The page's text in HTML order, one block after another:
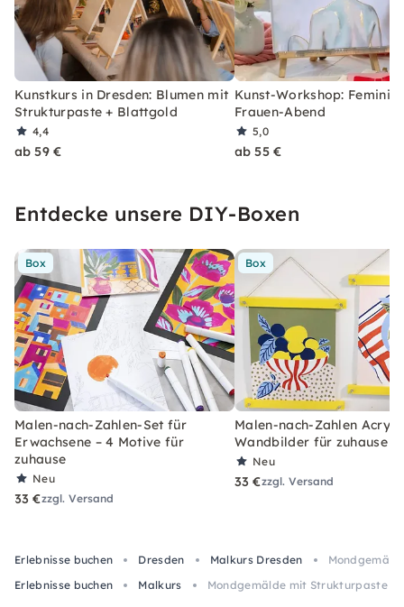
Kunstkurs in Dresden: Blumen mit
Strukturpaste + Blattgold
4,4
ab 59 €
Kunst-Workshop: Feminin
Frauen-Abend
5,0
ab 55 €
Entdecke unsere DIY-Boxen
Box
Malen-nach-Zahlen-Set für
Erwachsene – 4 Motive für
zuhause
Neu
33 €zzgl. Versand
Box
Malen-nach-Zahlen Acryl-
Wandbilder für zuhause
Neu
33 €zzgl. Versand
Erlebnisse buchen Dresden Malkurs Dresden
Erlebnisse buchen
Malkurs Mondgemälde mit Strukturpaste